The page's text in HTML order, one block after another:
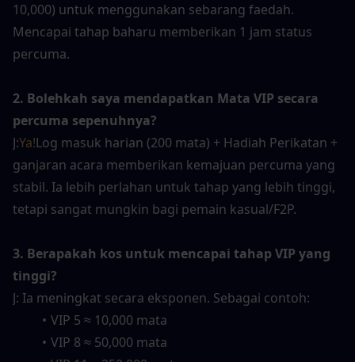
10,000) untuk menggunakan sebarang faedah.
Mencapai tahap baharu memberikan 1 jam status
percuma.
2. Bolehkah saya mendapatkan Mata VIP secara
percuma sepenuhnya?
J:Ya!Log masuk harian (200 mata) + Hadiah Perikatan +
ganjaran acara memberikan kemajuan percuma yang
stabil. Ia lebih perlahan untuk tahap yang lebih tinggi,
tetapi sangat mungkin bagi pemain kasual/F2P.
3. Berapakah kos untuk mencapai tahap VIP yang
tinggi?
J: Ia meningkat secara eksponen. Sebagai contoh:
VIP 5 ≈ 10,000 mata
VIP 8 ≈ 50,000 mata